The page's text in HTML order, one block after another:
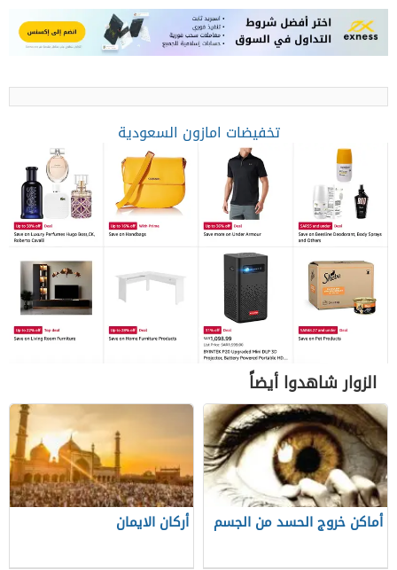
تخفيضات امازون السعودية
الزوار شاهدوا أيضاً
أماكن خروج الحسد من الجسم أركان الايمان